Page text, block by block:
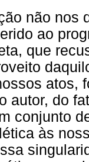
não nos
ao
que
atos,
autor, do
conjunto
às